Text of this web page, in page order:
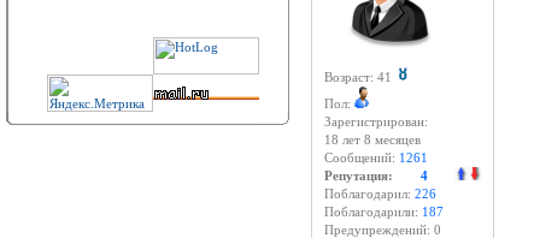
Возраст: 41
Пол:
Зарегистрирован:
18 лет 8 месяцев
Сообщений: 1261
Репутация: 4
Поблагодарил: 226
Поблагодарили: 187
Предупреждений: 0